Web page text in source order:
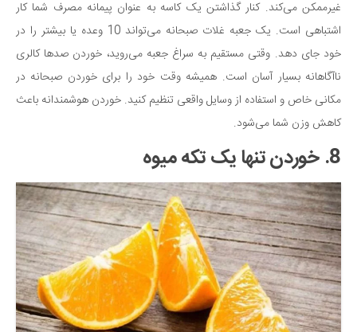
غیرممکن می‌کند. کنار گذاشتن یک کاسه به عنوان پیمانه مصرف شما کار
اشتباهی است. یک جعبه غلات صبحانه می‌تواند 10 وعده یا بیشتر را در
خود جای دهد. وقتی مستقیم به سراغ جعبه می‌روید، خوردن صدها کالری
ناآگاهانه بسیار آسان است. همیشه وقت خود را برای خوردن صبحانه در
مکانی خاص و استفاده از وسایل واقعی تنظیم کنید. خوردن هوشمندانه باعث
کاهش وزن شما می‌شود.
8. خوردن تنها یک تکه میوه